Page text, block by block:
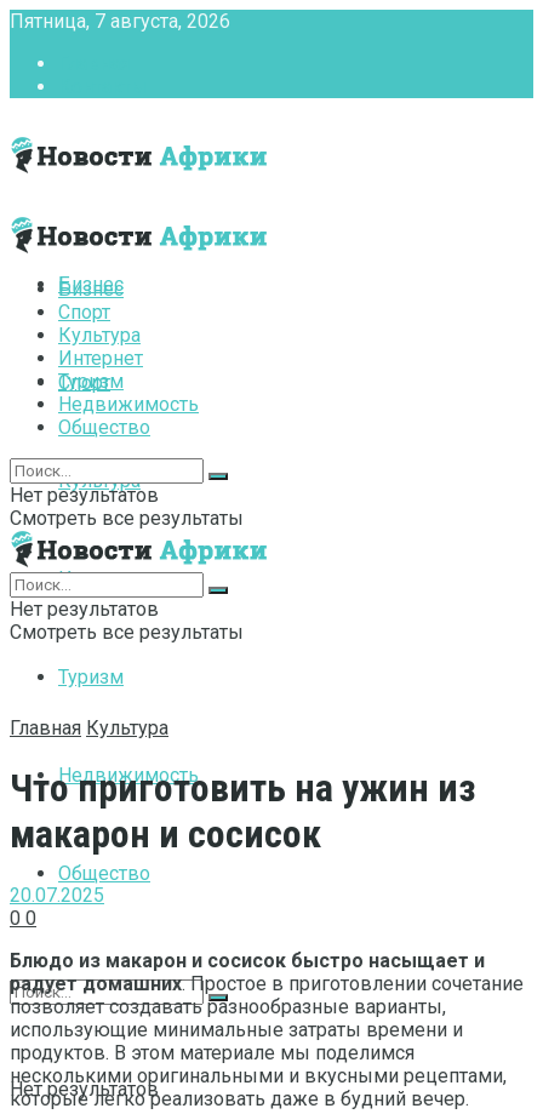
Пятница, 7 августа, 2026
Бизнес
Спорт
Культура
Интернет
Туризм
Недвижимость
Общество
Нет результатов
Бизнес
Спорт
Культура
Интернет
Туризм
Недвижимость
Общество
Нет результатов
Смотреть все результаты
Нет результатов
Смотреть все результаты
Главная Культура
Что приготовить на ужин из
макарон и сосисок
20.07.2025
0 0
Блюдо из макарон и сосисок быстро насыщает и
радует домашних. Простое в приготовлении сочетание
позволяет создавать разнообразные варианты,
использующие минимальные затраты времени и
продуктов. В этом материале мы поделимся
несколькими оригинальными и вкусными рецептами,
которые легко реализовать даже в будний вечер.